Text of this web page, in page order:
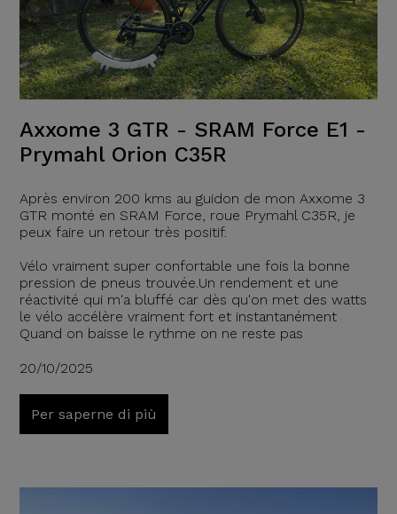
Axxome 3 GTR - SRAM Force E1 -
Prymahl Orion C35R
Après environ 200 kms au guidon de mon Axxome 3
GTR monté en SRAM Force, roue Prymahl C35R, je
peux faire un retour très positif.
Vélo vraiment super confortable une fois la bonne
pression de pneus trouvée.Un rendement et une
réactivité qui m'a bluffé car dès qu'on met des watts
le vélo accélère vraiment fort et instantanément
Quand on baisse le rythme on ne reste pas
20/10/2025
Per saperne di più